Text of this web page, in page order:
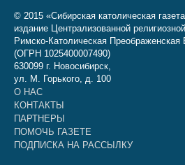
© 2015 «Сибирская католическая
издание Централизованной
Римско-Католическая Преображенская
(ОГРН 1025400007490)
630099 г. Новосибирск,
ул. М. Горького, д. 100
О НАС
КОНТАКТЫ
ПАРТНЕРЫ
ПОМОЧЬ ГАЗЕТЕ
ПОДПИСКА НА РАССЫЛКУ